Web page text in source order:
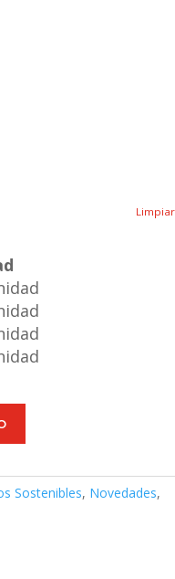
Limpiar
Sostenibles, Novedades,